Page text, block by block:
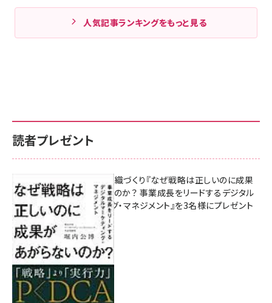
人気記事ランキングをもっと見る
読者プレゼント
成果を生む組織づくり『なぜ戦略は正しいのに成果
があがらないのか？ 事業成長をリードするデジタル
マーケティング・マネジメント』を3名様にプレゼント
8月7日 10:00